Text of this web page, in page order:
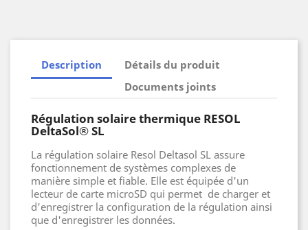
Description
Détails du produit
Documents joints
Régulation solaire thermique RESOL
DeltaSol® SL
La régulation solaire Resol Deltasol SL assure
fonctionnement de systèmes complexes de
manière simple et fiable. Elle est équipée d'un
lecteur de carte microSD qui permet de charger et
d'enregistrer la configuration de la régulation ainsi
que d'enregistrer les données.